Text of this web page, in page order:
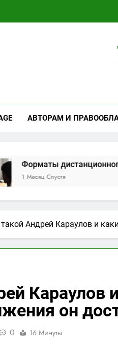
АВТОРАМ И
дистанционного
Спустя
такой Андрей Караулов и
он
0 16 Минуты